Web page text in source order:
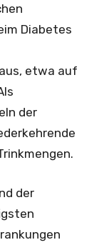
Diabetes
etwa auf
der
der